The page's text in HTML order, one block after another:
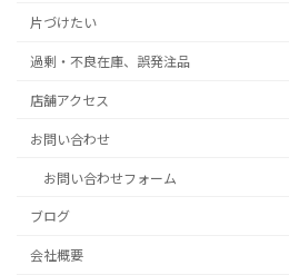
片づけたい
過剰・不良在庫、誤発注品
店舗アクセス
お問い合わせ
お問い合わせフォーム
ブログ
会社概要